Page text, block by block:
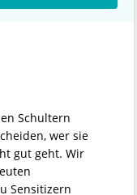
Schultern
wer sie
gut geht. Wir
Sensitizern